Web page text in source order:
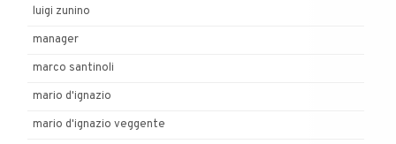
luigi zunino
manager
marco santinoli
mario d'ignazio
mario d'ignazio veggente